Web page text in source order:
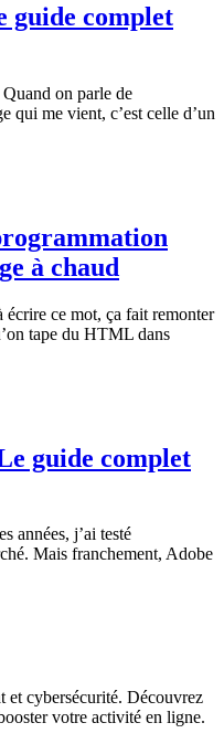
guide complet
on parle de
qui me vient, c’est celle d’un
à chaud
ce mot, ça fait remonter
tape du HTML dans
guide complet
années, j’ai testé
Mais franchement, Adobe
et cybersécurité. Découvrez
votre activité en ligne.